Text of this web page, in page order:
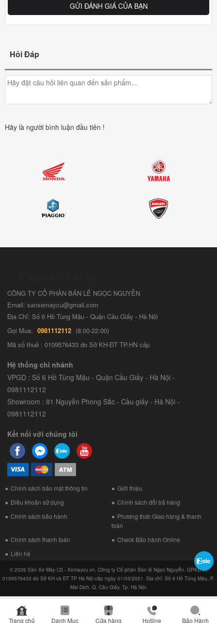
GỬI ĐÁNH GIÁ CỦA BẠN
Hỏi Đáp
Hãy là người bình luận đầu tiên !
CÔNG TY CỔ PHẦN BÁN LẺ NGỌC NGUYỄN
Email: sanxemaycu@gmail.com
Địa Chỉ: Số 6 Hồ Tùng Mậu - Quận Cầu Giấy - Hà Nội
Gọi Mua: 0981112112 (8:00-22:00)
Mã số thuế : 0109576433 do Sở KH-ĐT TP.HN cấp
Hệ thống chi nhánh
VPGD : Số 6 Hồ Tùng Mậu - Quận Cầu Giấy - Hà Nội -
0981112112
Showroom : 81 Nguyễn Phong Sắc - Cầu giấy - Hà Nội -
0981112112
Kết nối với chúng tôi
Chính sách bảo mật thông tin
Giới thiệu
Điều khoản sử dụng
Chính sách đổi trả hàng
Chính sách bảo hành
Phương thức Giao hàng & thanh
toán
Chính sách thanh toán
Check Bảo hành Online
Liên hệ
© 2026 Sàn Xe Máy Cũ - Xemaycu.vn. Công ty Cổ phần Bán lẻ Ngọc Nguyễn. GPKD số
0109576433 do Sở KH và ĐT TP Hà Nội cấp ngày 31/03/2021. Địa chỉ: Số 6 Hồ Tùng Mậu, P.
Mai Dịch, Q. Cầu Giấy, Tp. Hà Nội.
Trang chủ Danh Mục Cửa hàng Hotline Bảo Hành